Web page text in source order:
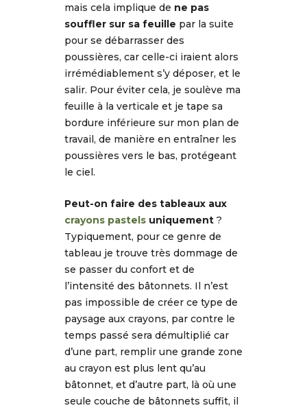
mais cela implique de ne pas
souffler sur sa feuille par la suite
pour se débarrasser des
poussières, car celle-ci iraient alors
irrémédiablement s’y déposer, et le
salir. Pour éviter cela, je soulève ma
feuille à la verticale et je tape sa
bordure inférieure sur mon plan de
travail, de manière en entraîner les
poussières vers le bas, protégeant
le ciel.
Peut-on faire des tableaux aux
crayons pastels uniquement ?
Typiquement, pour ce genre de
tableau je trouve très dommage de
se passer du confort et de
l’intensité des bâtonnets. Il n’est
pas impossible de créer ce type de
paysage aux crayons, par contre le
temps passé sera démultiplié car
d’une part, remplir une grande zone
au crayon est plus lent qu’au
bâtonnet, et d’autre part, là où une
seule couche de bâtonnets suffit, il